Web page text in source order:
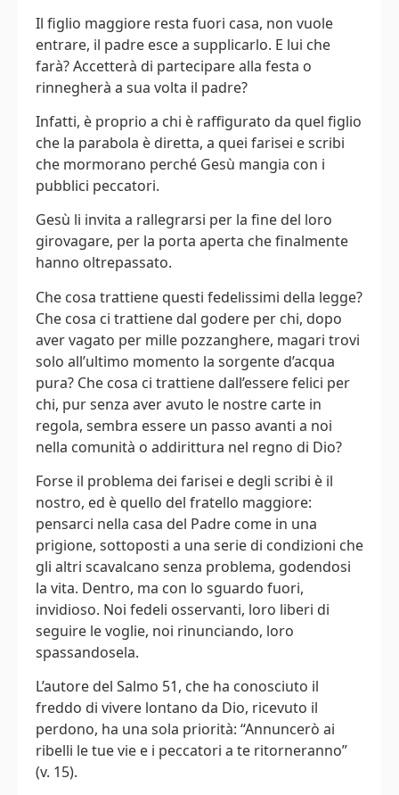
Il figlio maggiore resta fuori casa, non vuole
entrare, il padre esce a supplicarlo. E lui che
farà? Accetterà di partecipare alla festa o
rinnegherà a sua volta il padre?
Infatti, è proprio a chi è raffigurato da quel figlio
che la parabola è diretta, a quei farisei e scribi
che mormorano perché Gesù mangia con i
pubblici peccatori.
Gesù li invita a rallegrarsi per la fine del loro
girovagare, per la porta aperta che finalmente
hanno oltrepassato.
Che cosa trattiene questi fedelissimi della legge?
Che cosa ci trattiene dal godere per chi, dopo
aver vagato per mille pozzanghere, magari trovi
solo all’ultimo momento la sorgente d’acqua
pura? Che cosa ci trattiene dall’essere felici per
chi, pur senza aver avuto le nostre carte in
regola, sembra essere un passo avanti a noi
nella comunità o addirittura nel regno di Dio?
Forse il problema dei farisei e degli scribi è il
nostro, ed è quello del fratello maggiore:
pensarci nella casa del Padre come in una
prigione, sottoposti a una serie di condizioni che
gli altri scavalcano senza problema, godendosi
la vita. Dentro, ma con lo sguardo fuori,
invidioso. Noi fedeli osservanti, loro liberi di
seguire le voglie, noi rinunciando, loro
spassandosela.
L’autore del Salmo 51, che ha conosciuto il
freddo di vivere lontano da Dio, ricevuto il
perdono, ha una sola priorità: “Annuncerò ai
ribelli le tue vie e i peccatori a te ritorneranno”
(v. 15).